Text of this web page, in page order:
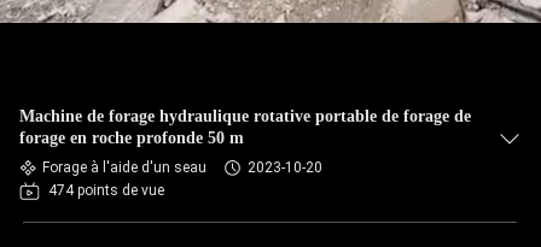
Machine de forage hydraulique rotative portable de forage de
forage en roche profonde 50 m
Forage à l'aide d'un seau
2023-10-20
474 points de vue